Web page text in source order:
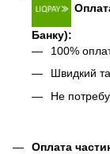
Банку):
100%
Швидкий
Не
Оплата